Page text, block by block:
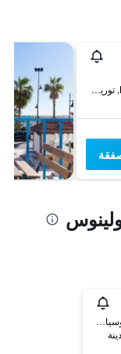
Loma Del Colegial,10, توريمولينوس, منطقة أندلوسيا, أسبانيا
توريمولينوس, منطقة أندلوسيا, أسبانيا